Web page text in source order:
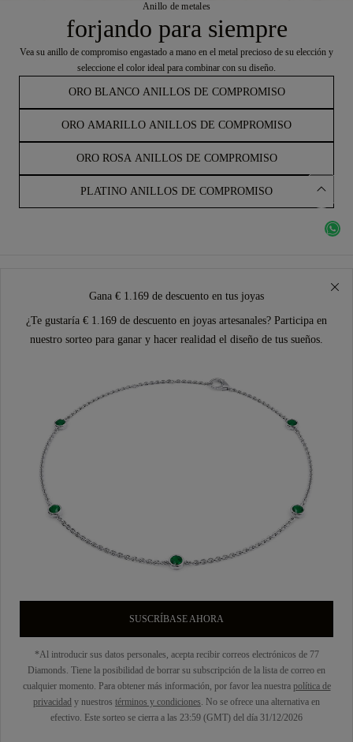
Anillo de metales
forjando para siempre
Vea su anillo de compromiso engastado a mano en el metal precioso de su elección y
seleccione el color ideal para combinar con su diseño.
ORO BLANCO ANILLOS DE COMPROMISO
ORO AMARILLO ANILLOS DE COMPROMISO
ORO ROSA ANILLOS DE COMPROMISO
PLATINO ANILLOS DE COMPROMISO
Gana € 1.169 de descuento en tus joyas
¿Te gustaría € 1.169 de descuento en joyas artesanales? Participa en
nuestro sorteo para ganar y hacer realidad el diseño de tus sueños.
SUSCRÍBASE AHORA
*Al introducir sus datos personales, acepta recibir correos electrónicos de 77
Diamonds. Tiene la posibilidad de borrar su subscripción de la lista de correo en
cualquier momento. Para obtener más información, por favor lea nuestra política de
privacidad y nuestros términos y condiciones. No se ofrece una alternativa en
efectivo. Este sorteo se cierra a las 23:59 (GMT) del día 31/12/2026